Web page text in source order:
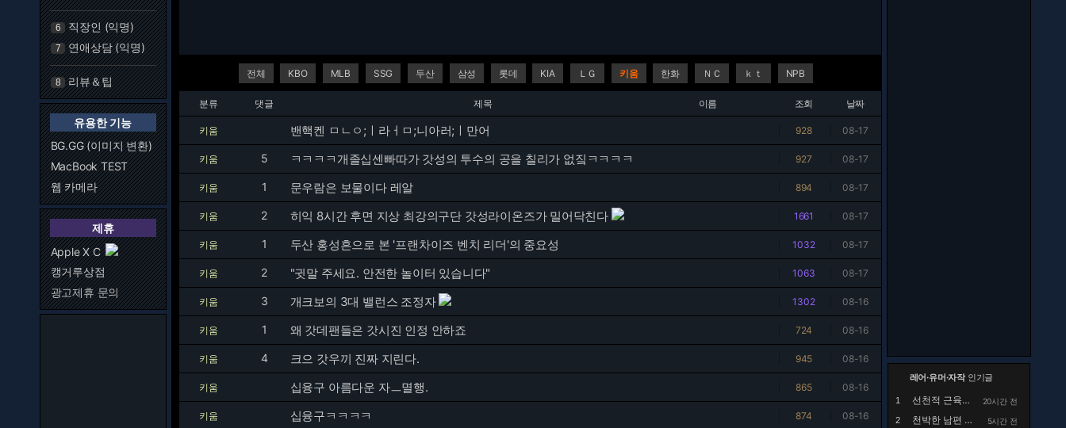
6 직장인 (익명)
7 연애상담 (익명)
8 리뷰＆팁
유용한 기능
BG.GG (이미지 변환)
MacBook TEST
웹 카메라
제휴
Apple X C
캥거루상점
광고제휴 문의
전체 KBO MLB SSG 두산 삼성 롯데 KIA ＬＧ 키움 한화 ＮＣ ｋｔ NPB
분류 댓글 제목 이름 조회 날짜
키움 밴핵켄 ㅁㄴㅇ;ㅣ라ㅓㅁ;니아러;ㅣ만어 928 08-17
키움 5 ㅋㅋㅋㅋ개졸십센빠따가 갓성의 투수의 공을 칠리가 없짘ㅋㅋㅋㅋ 927 08-17
키움 1 문우람은 보물이다 레알 894 08-17
키움 2 히익 8시간 후면 지상 최강의구단 갓성라이온즈가 밀어닥친다 1661 08-17
키움 1 두산 홍성흔으로 본 '프랜차이즈 벤치 리더'의 중요성 1032 08-17
키움 2 "귓말 주세요. 안전한 놀이터 있습니다" 1063 08-17
키움 3 개크보의 3대 밸런스 조정자 1302 08-16
키움 1 왜 갓데팬들은 갓시진 인정 안하죠 724 08-16
키움 4 크으 갓우끼 진짜 지린다. 945 08-16
키움 십융구 아름다운 자ㅡ멸행. 865 08-16
키움 십융구ㅋㅋㅋㅋ 874 08-16
레어·유머·자작인기글
1 선천적 근육병인 아이를 정말 예뻐해 주시던 공익...
20시간 전
2
천박한 남편 때문에 고민 5시간 전